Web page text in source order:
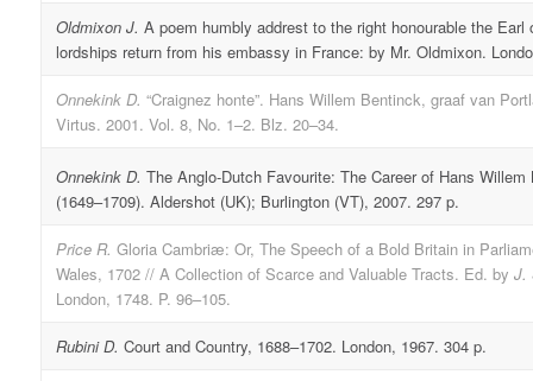
Oldmixon J. A poem humbly addrest to the right honourable the
lordships return from his embassy in France: by Mr. Oldmixon.
Onnekink D. “Craignez honte”. Hans Willem Bentinck, graaf van
Virtus. 2001. Vol. 8, No. 1–2. Blz. 20–34.
Onnekink D. The Anglo-Dutch Favourite: The Career of Hans Willem
(1649–1709). Aldershot (UK); Burlington (VT), 2007. 297 p.
Price R. Gloria Cambriæ: Or, The Speech of a Bold Britain in
Wales, 1702 // A Collection of Scarce and Valuable Tracts. Ed. by J.
London, 1748. P. 96–105.
Rubini D. Court and Country, 1688–1702. London, 1967. 304 p.